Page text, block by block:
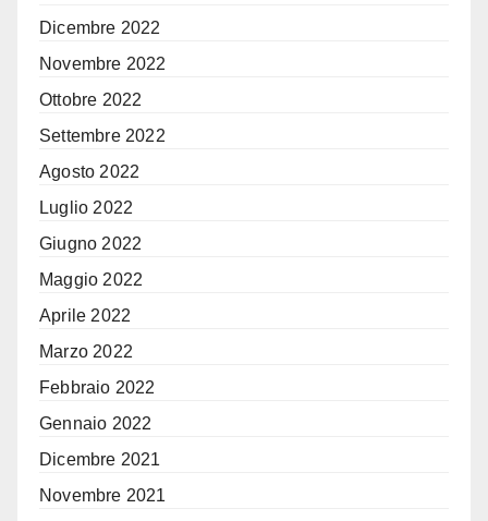
Dicembre 2022
Novembre 2022
Ottobre 2022
Settembre 2022
Agosto 2022
Luglio 2022
Giugno 2022
Maggio 2022
Aprile 2022
Marzo 2022
Febbraio 2022
Gennaio 2022
Dicembre 2021
Novembre 2021